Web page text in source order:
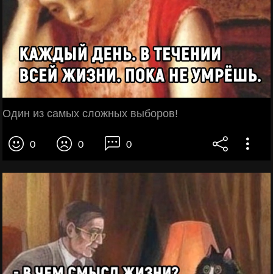
Один из самых сложных выборов!
0 0 0